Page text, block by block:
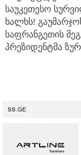
საუკეთესო
ხალხს!
საფრანგეთის
პრეზიდენტმა
SS.GE